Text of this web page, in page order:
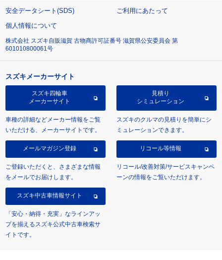
安全データシート(SDS)
ご利用にあたって
個人情報について
株式会社 スズキ自販滋賀 古物商許可証番号 滋賀県公安委員会 第
601010800061号
スズキメーカーサイト
スズキ四輪車
メーカーサイト
車種の詳細などメーカー情報をご覧
いただける、メーカーサイトです。
見積り
シミュレーション
スズキのクルマの見積りを簡単にシ
ミュレーションできます。
メールマガジン登録
ご登録いただくと、さまざまな情報
をメールでお届けします。
リコール等情報
リコール/改善対策/サービスキャンペ
ーンの情報をご覧いただけます。
スズキ中古車情報サイト
「安心・納得・充実」なラインアッ
プを揃えるスズキ公式中古車検索サ
イトです。